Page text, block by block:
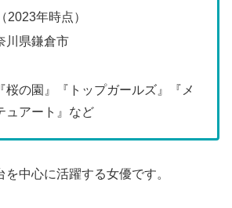
2023年時点）
川県鎌倉市
桜の園』『トップガールズ』『メ
ュアート』など
中心に活躍する女優です。